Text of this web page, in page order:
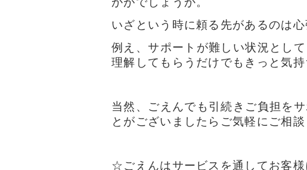
いざという時に頼る先があるのは
例え、サポートが難しい状況とし
理解してもらうだけでもきっと気
当然、ごえんでも引続きご負担を
とがございましたらご気軽にご相談
☆ごえんはサービスを通してお客